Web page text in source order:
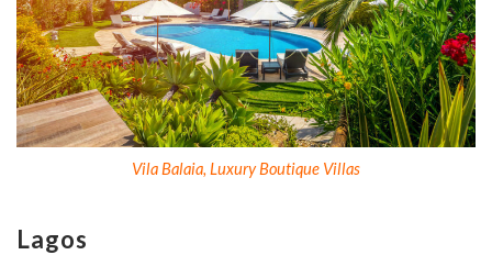
Vila Balaia, Luxury Boutique Villas
Lagos